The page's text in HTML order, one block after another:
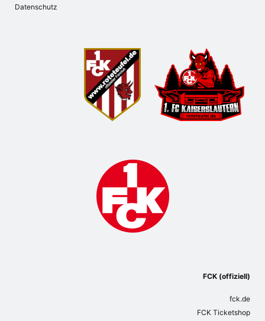
Datenschutz
FCK (offiziell)
fck.de
FCK Ticketshop